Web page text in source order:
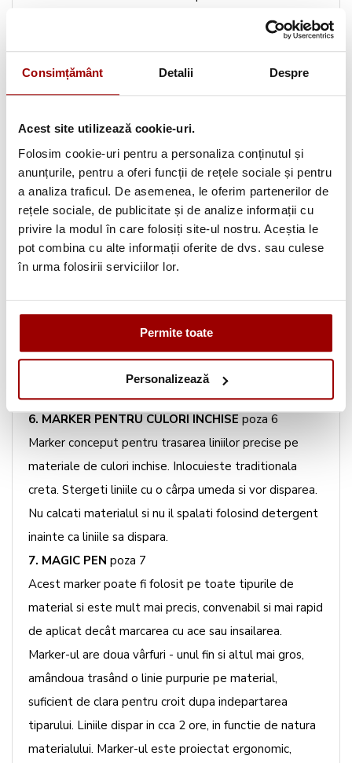
Consimțământ Detalii Despre
Acest site utilizează cookie-uri.
Folosim cookie-uri pentru a personaliza conținutul și
anunțurile, pentru a oferi funcții de rețele sociale și pentru
a analiza traficul. De asemenea, le oferim partenerilor de
rețele sociale, de publicitate și de analize informații cu
privire la modul în care folosiți site-ul nostru. Aceștia le
pot combina cu alte informații oferite de dvs. sau culese
în urma folosirii serviciilor lor.
Permite toate
Personalizează
Gherghefele rotunde MADEIRA pentru broderie,
indispensabile in combinatie cu insertiile pentru
broderie MADEIRA, intrucât mecanismul cu arc face
montarea foarte usoara, iar cele doua mânere asigura
realizarea miscarii intr-un mod precis si facil. Pot fi
realizate usor chiar si modele mari datorita faptului ca
ghergheful poate fi repozitionat in clema .
Marker fin cu linie stralucitoare purpurie, perfect pentru
materiale de culori deschise. Liniile incep sa dispara
dupa cca 2 zile, in functie de material, sau se pot
sterge cu o cârpa umeda. Nu calcati materialul si nu il
spalati folosind detergent inainte ca liniile sa dispara.
6. MARKER PENTRU CULORI INCHISE poza 6
Marker conceput pentru trasarea liniilor precise pe
materiale de culori inchise. Inlocuieste traditionala
creta. Stergeti liniile cu o cârpa umeda si vor disparea.
Nu calcati materialul si nu il spalati folosind detergent
inainte ca liniile sa dispara.
7. MAGIC PEN poza 7
Acest marker poate fi folosit pe toate tipurile de
material si este mult mai precis, convenabil si mai rapid
de aplicat decât marcarea cu ace sau insailarea.
Marker-ul are doua vârfuri - unul fin si altul mai gros,
amândoua trasând o linie purpurie pe material,
suficient de clara pentru croit dupa indepartarea
tiparului. Liniile dispar in cca 2 ore, in functie de natura
materialului. Marker-ul este proiectat ergonomic,